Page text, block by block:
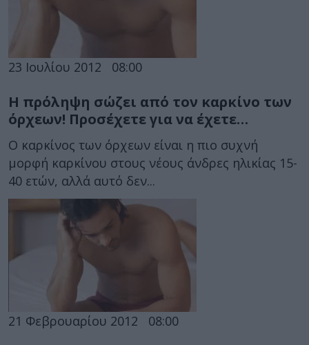
23 Ιουλίου 2012 08:00
Η πρόληψη σώζει από τον καρκίνο των
όρχεων! Προσέχετε για να έχετε…
Ο καρκίνος των όρχεων είναι η πιο συχνή
μορφή καρκίνου στους νέους άνδρες ηλικίας 15-
40 ετών, αλλά αυτό δεν...
21 Φεβρουαρίου 2012 08:00